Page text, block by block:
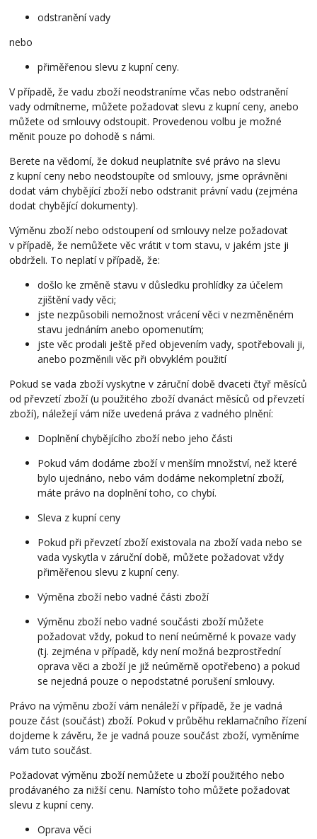
odstranění vady
nebo
přiměřenou slevu z kupní ceny.
V případě, že vadu zboží neodstraníme včas nebo odstranění
vady odmítneme, můžete požadovat slevu z kupní ceny, anebo
můžete od smlouvy odstoupit. Provedenou volbu je možné
měnit pouze po dohodě s námi.
Berete na vědomí, že dokud neuplatníte své právo na slevu
z kupní ceny nebo neodstoupíte od smlouvy, jsme oprávněni
dodat vám chybějící zboží nebo odstranit právní vadu (zejména
dodat chybějící dokumenty).
Výměnu zboží nebo odstoupení od smlouvy nelze požadovat
v případě, že nemůžete věc vrátit v tom stavu, v jakém jste ji
obdrželi. To neplatí v případě, že:
došlo ke změně stavu v důsledku prohlídky za účelem
zjištění vady věci;
jste nezpůsobili nemožnost vrácení věci v nezměněném
stavu jednáním anebo opomenutím;
jste věc prodali ještě před objevením vady, spotřebovali ji,
anebo pozměnili věc při obvyklém použití
Pokud se vada zboží vyskytne v záruční době dvaceti čtyř měsíců
od převzetí zboží (u použitého zboží dvanáct měsíců od převzetí
zboží), náležejí vám níže uvedená práva z vadného plnění:
Doplnění chybějícího zboží nebo jeho části
Pokud vám dodáme zboží v menším množství, než které
bylo ujednáno, nebo vám dodáme nekompletní zboží,
máte právo na doplnění toho, co chybí.
Sleva z kupní ceny
Pokud při převzetí zboží existovala na zboží vada nebo se
vada vyskytla v záruční době, můžete požadovat vždy
přiměřenou slevu z kupní ceny.
Výměna zboží nebo vadné části zboží
Výměnu zboží nebo vadné součásti zboží můžete
požadovat vždy, pokud to není neúměrné k povaze vady
(tj. zejména v případě, kdy není možná bezprostřední
oprava věci a zboží je již neúměrně opotřebeno) a pokud
se nejedná pouze o nepodstatné porušení smlouvy.
Právo na výměnu zboží vám nenáleží v případě, že je vadná
pouze část (součást) zboží. Pokud v průběhu reklamačního řízení
dojdeme k závěru, že je vadná pouze součást zboží, vyměníme
vám tuto součást.
Požadovat výměnu zboží nemůžete u zboží použitého nebo
prodávaného za nižší cenu. Namísto toho můžete požadovat
slevu z kupní ceny.
Oprava věci